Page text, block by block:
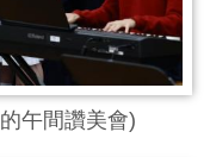
午間讚美會)